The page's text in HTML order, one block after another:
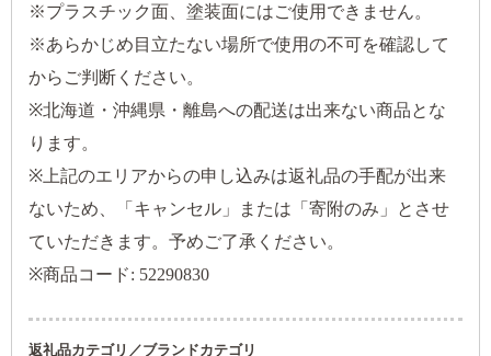
※プラスチック面、塗装面にはご使用できません。
※あらかじめ目立たない場所で使用の不可を確認して
からご判断ください。
※北海道・沖縄県・離島への配送は出来ない商品とな
ります。
※上記のエリアからの申し込みは返礼品の手配が出来
ないため、「キャンセル」または「寄附のみ」とさせ
ていただきます。予めご了承ください。
※商品コード: 52290830
返礼品カテゴリ／ブランドカテゴリ